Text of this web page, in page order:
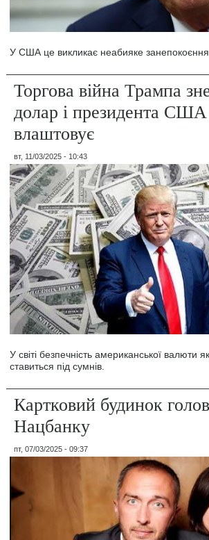
У США це викликає неабияке занепокоєння.
Торгова війна Трампа
долар і президента
влаштовує
вт, 11/03/2025 - 10:43
У світі безпечність американської валюти
ставиться під сумнів.
Картковий будинок
Нацбанку
пт, 07/03/2025 - 09:37